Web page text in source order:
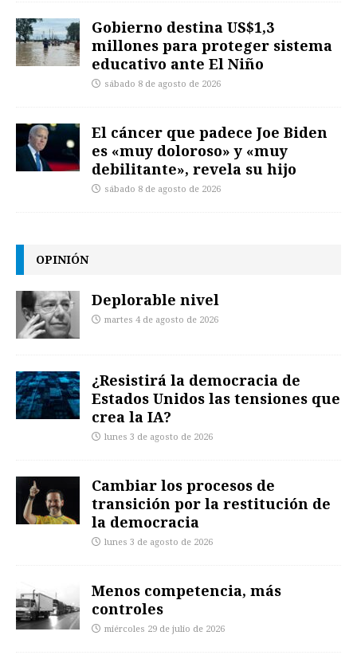
Gobierno destina US$1,3
millones para proteger sistema
educativo ante El Niño
sábado 8 de agosto de 2026
El cáncer que padece Joe Biden
es «muy doloroso» y «muy
debilitante», revela su hijo
sábado 8 de agosto de 2026
OPINIÓN
Deplorable nivel
martes 4 de agosto de 2026
¿Resistirá la democracia de
Estados Unidos las tensiones que
crea la IA?
lunes 3 de agosto de 2026
Cambiar los procesos de
transición por la restitución de
la democracia
lunes 3 de agosto de 2026
Menos competencia, más
controles
miércoles 29 de julio de 2026